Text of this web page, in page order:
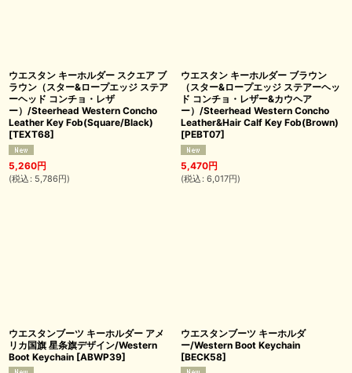
ウエスタン キーホルダー スクエア ブ
ラウン（スター&ロープエッジ ステア
ーヘッド コンチョ・レザ
ー）/Steerhead Western Concho
Leather Key Fob(Square/Black)
[TEXT68]
5,260円
(税込 : 5,786円)
ウエスタン キーホルダー ブラウン
（スター&ロープエッジ ステアーヘッ
ド コンチョ・レザー&カウヘア
ー）/Steerhead Western Concho
Leather&Hair Calf Key Fob(Brown)
[PEBT07]
5,470円
(税込 : 6,017円)
ウエスタンブーツ キーホルダー アメ
リカ国旗 星条旗デザイン/Western
Boot Keychain [ABWP39]
ウエスタンブーツ キーホルダ
ー/Western Boot Keychain
[BECK58]